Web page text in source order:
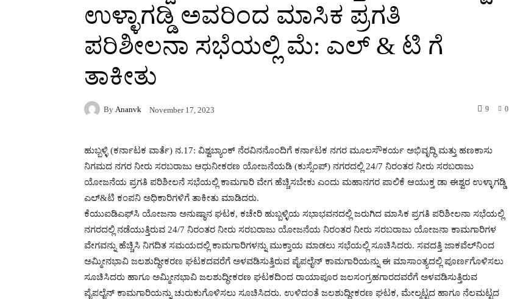
ಉಳ್ಳಾಗಡ್ಡಿ ಅವರಿಂದ ಮಾಸಿಕ ಪ್ರಗತಿ
ಪರಿಶೀಲನಾ ಸಭೆಯಲ್ಲಿ ಮೆ: ಎಲ್ & ಟಿ ಗೆ
ತಾಕೀತು
By Ananvk November 17, 2023 0
9
ಹುಬ್ಬಳ್ಳಿ (ಕರ್ನಾಟಕ ವಾರ್ತೆ) ನ.17: ವಿಶ್ವಬ್ಯಾಂಕ್ ನೆರವಿನನೊಂದಿಗೆ ಕರ್ನಾಟಕ ನಗರ ಮೂಲಸೌಕರ್ಯ ಅಭಿವೃದ್ಧಿ ಮತ್ತು ಹಣಕಾಸು
ನಿಗಮದ ನಗರ ನೀರು ಸರಬರಾಜು ಆಧುನೀಕರಣ ಯೋಜನೆಯಡಿ (ಕುಸ್ಸೆಂಪ್) ನಗರದಲ್ಲಿ 24/7 ನಿರಂತರ ನೀರು ಸರಬರಾಜು
ಯೋಜನೆಯ ಪ್ರಗತಿ ಪರಿಶೀಲನೆ ಸಭೆಯಲ್ಲಿ ಕಾಮಗಾರಿ ವೇಗ ಹೆಚ್ಚಿಸಬೇಕು ಎಂದು ಮಹಾನಗರ ಪಾಲಿಕೆ ಆಯುಕ್ತ ಡಾ ಈಶ್ವರ ಉಳ್ಳಾಗಡ್ಡಿ
ಎಲ್&ಟಿ ಕಂಪನಿ ಅಧಿಕಾರಿಗಳಿಗೆ ತಾಕೀತು ಮಾಡಿದರು.
ಕೆಯುಐಡಿಎಫ್‍ಸಿ ಯೋಜನಾ ಅನುಷ್ಠಾನ ಘಟಕ, ಕಚೇರಿ ಹುಬ್ಬಳ್ಳಿಯ ಸಭಾಭವನದಲ್ಲಿ ಜರುಗಿದ ಮಾಸಿಕ ಪ್ರಗತಿ ಪರಿಶೀಲನಾ ಸಭೆಯಲ್ಲಿ
ನಗರದಲ್ಲಿ ನಡೆಯುತ್ತಿರುವ 24/7 ನಿರಂತರ ನೀರು ಸರಬರಾಜು ಯೋಜನೆಯ ನಿರಂತರ ನೀರು ಸರಬರಾಜು ಯೋಜನಾ ಕಾಮಗಾರಿಗಳ
ವೇಗವನ್ನು ಹೆಚ್ಚಿಸಿ ನಿಗದಿತ ಸಮಯದಲ್ಲಿ ಕಾಮಗಾರಿಗಳನ್ನು ಮುಕ್ತಾಯ ಮಾಡಲು ಸಭೆಯಲ್ಲಿ ಸೂಚಿಸಿದರು. ಸವದತ್ತಿ ಜಾಕವೆಲ್‍ನಿಂದ
ಅಮ್ಮೀನಭಾವಿ ಜಲಶುದ್ಧೀಕರಣ ಘಟಕದವರೆಗೆ ಅಳವಡಿಸುತ್ತಿರುವ ಪೈಪಲೈನ್ ಕಾಮಗಾರಿಯನ್ನು ಈ ಮಾಸಾಂತ್ಯದಲ್ಲಿ ಪೂರ್ಣಗೊಳಿಸಲು
ಸೂಚಿಸಿದರು ಹಾಗೂ ಅಮ್ಮೀನಭಾವಿ ಜಲಶುದ್ಧೀಕರಣ ಘಟಕದಿಂದ ರಾಯಾಪೂರ ಜಲಸಂಗ್ರಹಗಾರದವರೆಗೆ ಅಳವಡಿಸುತ್ತಿರುವ
ಪೈಪಲೈನ್ ಕಾಮಗಾರಿಯನ್ನು ಚುರುಕುಗೊಳಿಸಲು ಸೂಚಿಸಿದರು. ಉಳಿದಂತೆ ಜಲಶುದ್ಧೀಕರಣ ಘಟಕ, ಮೇಲ್ಮಟ್ಟದ ಹಾಗೂ ನೆಲಮಟ್ಟದ